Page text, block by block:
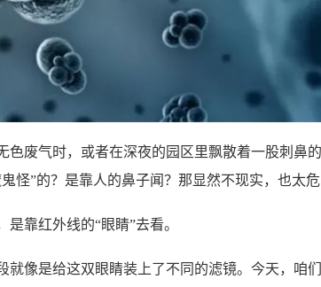
色废气时，或者在深夜的园区里飘散着一股刺鼻
怪”的？是靠人的鼻子闻？那显然不现实，也太危
靠红外线的“眼睛”去看。
就像是给这双眼睛装上了不同的滤镜。今天，咱